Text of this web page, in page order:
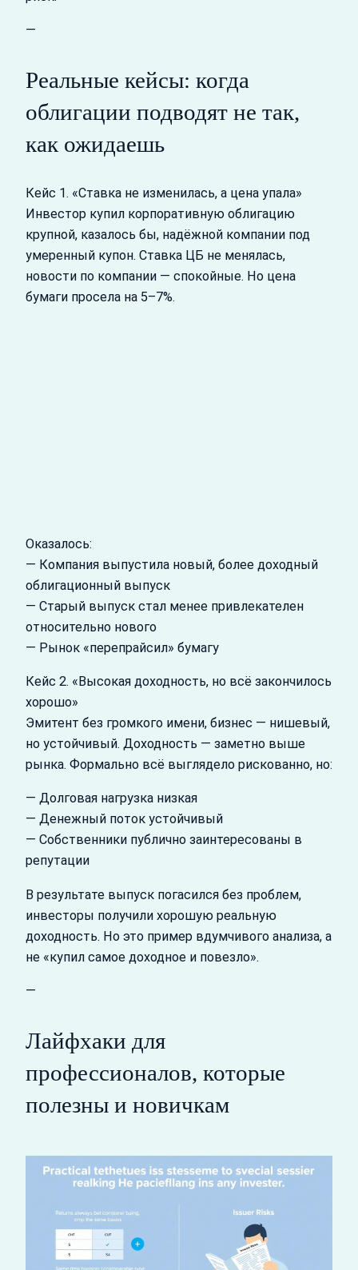
—
Реальные кейсы: когда
облигации подводят не так,
как ожидаешь
Кейс 1. «Ставка не изменилась, а цена упала»
Инвестор купил корпоративную облигацию
крупной, казалось бы, надёжной компании под
умеренный купон. Ставка ЦБ не менялась,
новости по компании — спокойные. Но цена
бумаги просела на 5–7%.
Оказалось:
— Компания выпустила новый, более доходный
облигационный выпуск
— Старый выпуск стал менее привлекателен
относительно нового
— Рынок «перепрайсил» бумагу
Кейс 2. «Высокая доходность, но всё закончилось
хорошо»
Эмитент без громкого имени, бизнес — нишевый,
но устойчивый. Доходность — заметно выше
рынка. Формально всё выглядело рискованно, но:
— Долговая нагрузка низкая
— Денежный поток устойчивый
— Собственники публично заинтересованы в
репутации
В результате выпуск погасился без проблем,
инвесторы получили хорошую реальную
доходность. Но это пример вдумчивого анализа, а
не «купил самое доходное и повезло».
—
Лайфхаки для
профессионалов, которые
полезны и новичкам